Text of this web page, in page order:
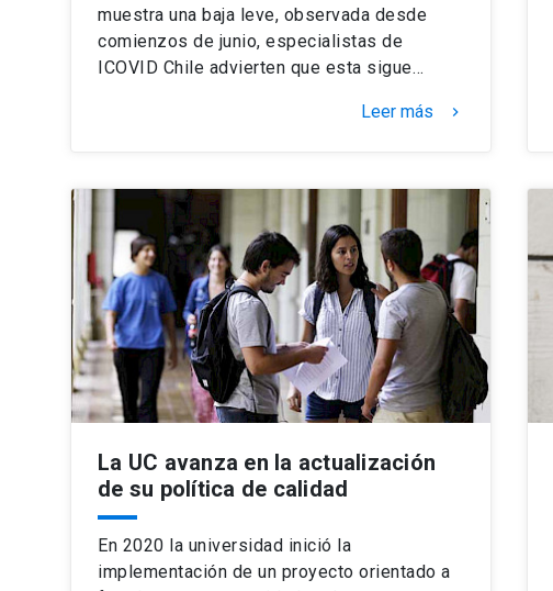
muestra una baja leve, observada desde
comienzos de junio, especialistas de
ICOVID Chile advierten que esta sigue…
Leer más keyboard_arrow_right
La UC avanza en la actualización
de su política de calidad
En 2020 la universidad inició la
implementación de un proyecto orientado a